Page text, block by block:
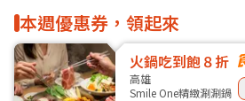
本週優惠券，領起來
火鍋吃到飽８折
高雄
Smile One精緻涮涮鍋